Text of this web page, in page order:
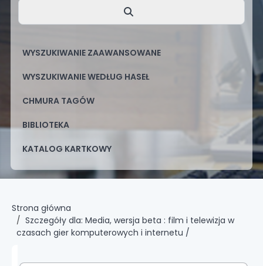
WYSZUKIWANIE ZAAWANSOWANE
WYSZUKIWANIE WEDŁUG HASEŁ
CHMURA TAGÓW
BIBLIOTEKA
KATALOG KARTKOWY
Strona główna
Szczegóły dla: Media, wersja beta : film i telewizja w
czasach gier komputerowych i internetu /